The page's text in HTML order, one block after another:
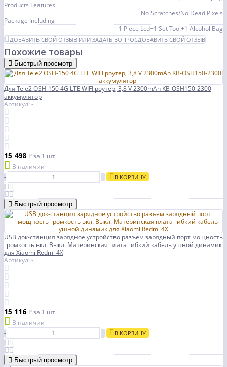
Products Features
No Scratches/No Dead Pixels
Package Including
1 Piece Lcd+1 Set Tool+1 Alcohol Bag
ДОБАВИТЬ СВОЙ ОТЗЫВ ИЛИ ЗАДАТЬ ВОПРОСДОБАВИТЬ СВОЙ ОТЗЫВ
Похожие товары
Быстрый просмотр
Для Tele2 OSH-150 4G LTE WIFI роутер, 3,8 V 2300mAh KB-OSH150-2300
аккумулятор
Артикул: -
15 498 ₽за 1 шт
В наличии
-
+ В КОРЗИНУ
Быстрый просмотр
USB док-станция зарядное устройство разъем зарядный порт мощность
громкость вкл. Выкл. Материнская плата гибкий кабель ушной динамик
для Xiaomi Redmi 4X
Артикул: -
15 116₽за 1 шт
В наличии
-
+ В КОРЗИНУ
Быстрый просмотр